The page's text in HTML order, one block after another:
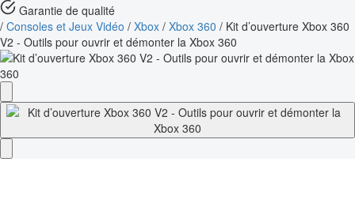
Garantie de qualité
/ Consoles et Jeux Vidéo / Xbox / Xbox 360 / Kit d’ouverture Xbox 360
V2 - Outils pour ouvrir et démonter la Xbox 360